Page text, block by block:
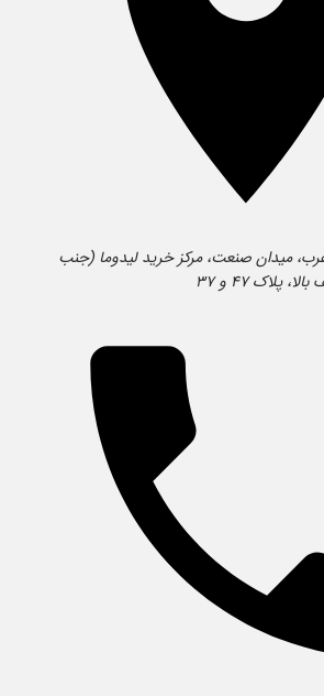
میدان صنعت، مرکز خرید لیدوما (جنب
پلاک ۴۷ و ۳۷